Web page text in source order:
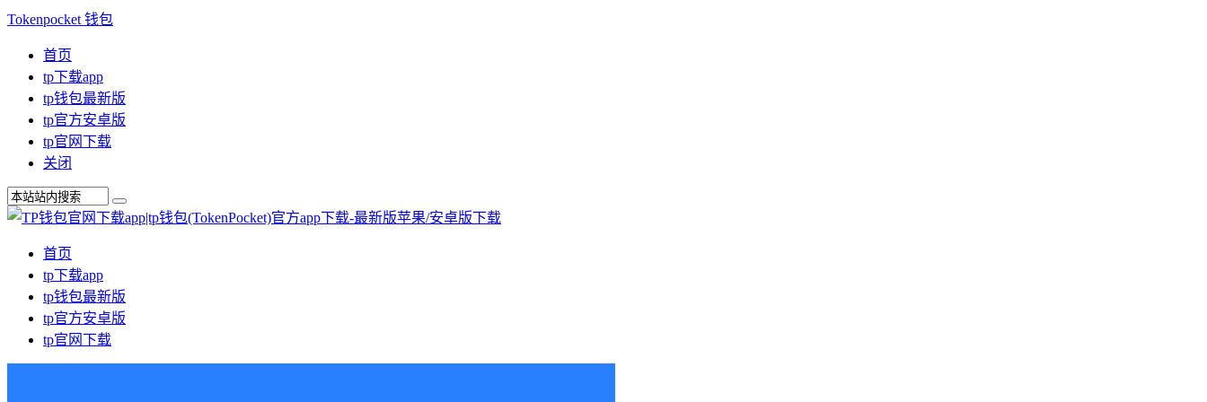
Tokenpocket 钱包
首页
tp下载app
tp钱包最新版
tp官方安卓版
tp官网下载
关闭
首页
tp下载app
tp钱包最新版
tp官方安卓版
tp官网下载